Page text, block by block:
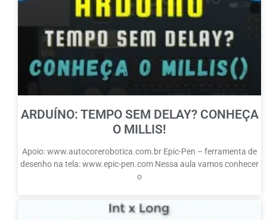
ARDUÍNO: TEMPO SEM DELAY? CONHEÇA
O MILLIS!
Apoio: www.autocorerobotica.com.br Epic-Pen – ferramenta de
desenho na tela: www.epic-pen.com Nessa aula vamos conhecer
o